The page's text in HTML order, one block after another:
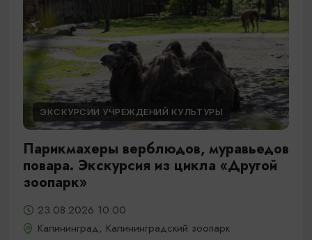
ЭКСКУРСИИ УЧРЕЖДЕНИЙ КУЛЬТУРЫ
Парикмахеры верблюдов, муравьедов
повара. Экскурсия из цикла «Другой
зоопарк»
23.08.2026 10:00
Калининград, Калининградский зоопарк